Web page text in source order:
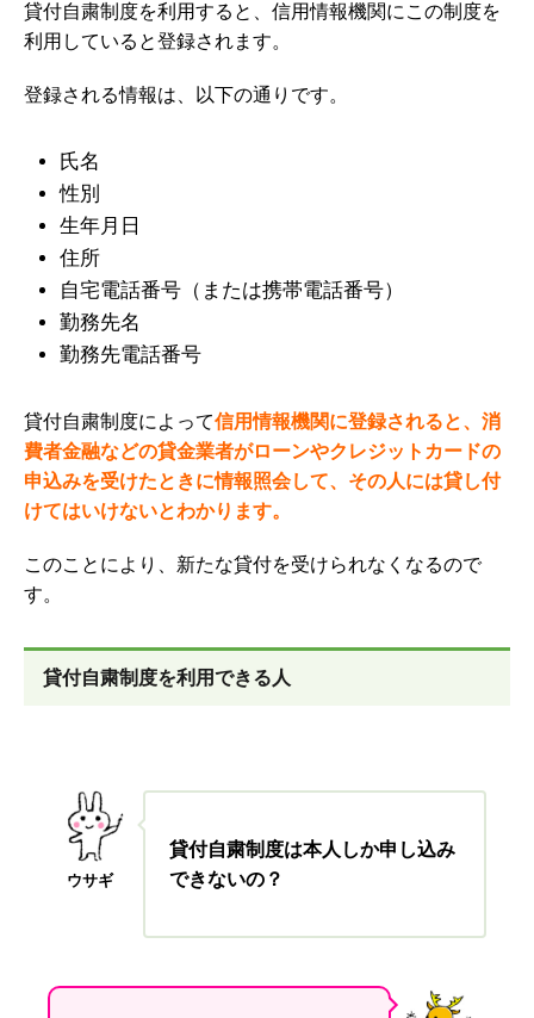
貸付自粛制度を利用すると、信用情報機関にこの制度を
利用していると登録されます。
登録される情報は、以下の通りです。
氏名
性別
生年月日
住所
自宅電話番号（または携帯電話番号）
勤務先名
勤務先電話番号
貸付自粛制度によって信用情報機関に登録されると、消
費者金融などの貸金業者がローンやクレジットカードの
申込みを受けたときに情報照会して、その人には貸し付
けてはいけないとわかります。
このことにより、新たな貸付を受けられなくなるので
す。
貸付自粛制度を利用できる人
ウサギ
貸付自粛制度は本人しか申し込み
できないの？